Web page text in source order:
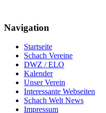
Navigation
Startseite
Schach Vereine
DWZ / ELO
Kalender
Unser Verein
Interessante Webseiten
Schach Welt News
Impressum